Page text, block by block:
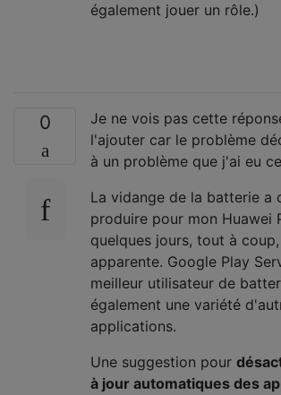
également jouer un rôle.)
0
Je ne vois pas cette
l'ajouter car le problème
à un problème que j'ai eu
La vidange de la batterie a
produire pour mon Huawei
quelques jours, tout à
apparente. Google Play
meilleur utilisateur de
également une variété
applications.
Une suggestion pour
à jour automatiques des